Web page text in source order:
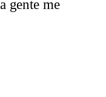
gente me